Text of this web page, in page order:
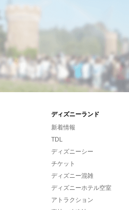
ディズニーランド
新着情報
TDL
ディズニーシー
チケット
ディズニー混雑
ディズニーホテル空室
アトラクション